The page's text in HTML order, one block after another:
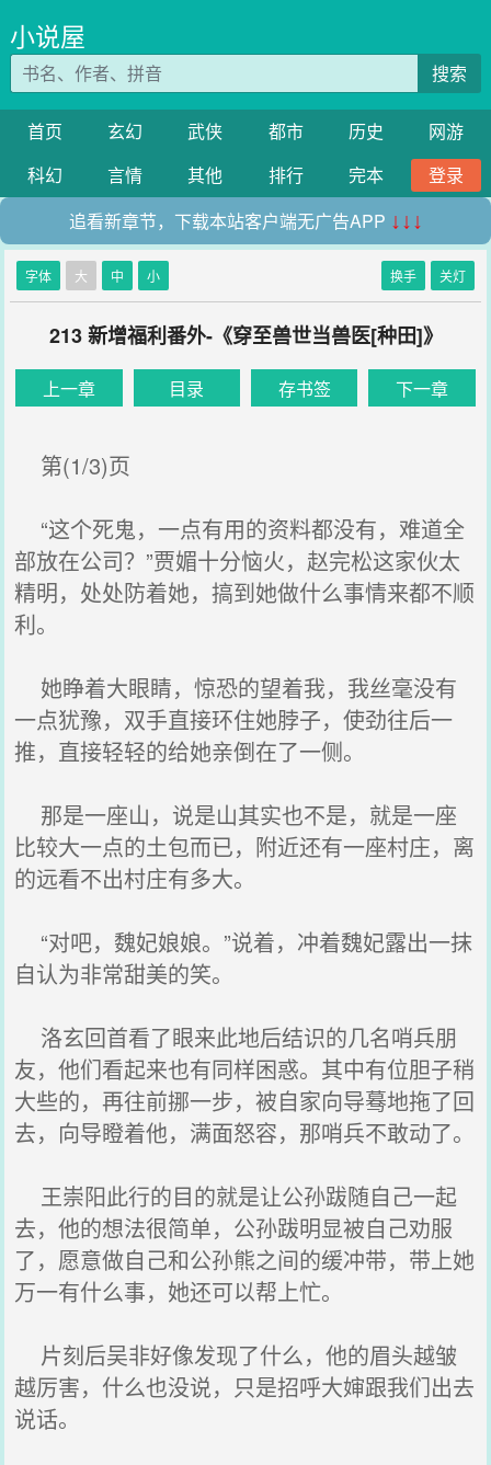
小说屋
搜索
首页 玄幻 武侠 都市 历史
网游
科幻
言情 其他 排行 完本
登录
追看新章节，下载本站客户端无广告APP ↓↓↓
字体 大 中 小 换手 关灯
213 新增福利番外-《穿至兽世当兽医[种田]》
上一章 目录 存书签 下一章
第(1/3)页
“这个死鬼，一点有用的资料都没有，难道全
部放在公司？”贾媚十分恼火，赵完松这家伙太
精明，处处防着她，搞到她做什么事情来都不顺
利。
她睁着大眼睛，惊恐的望着我，我丝毫没有
一点犹豫，双手直接环住她脖子，使劲往后一
推，直接轻轻的给她亲倒在了一侧。
那是一座山，说是山其实也不是，就是一座
比较大一点的土包而已，附近还有一座村庄，离
的远看不出村庄有多大。
“对吧，魏妃娘娘。”说着，冲着魏妃露出一抹
自认为非常甜美的笑。
洛玄回首看了眼来此地后结识的几名哨兵朋
友，他们看起来也有同样困惑。其中有位胆子稍
大些的，再往前挪一步，被自家向导蓦地拖了回
去，向导瞪着他，满面怒容，那哨兵不敢动了。
王崇阳此行的目的就是让公孙跋随自己一起
去，他的想法很简单，公孙跋明显被自己劝服
了，愿意做自己和公孙熊之间的缓冲带，带上她
万一有什么事，她还可以帮上忙。
片刻后吴非好像发现了什么，他的眉头越皱
越厉害，什么也没说，只是招呼大婶跟我们出去
说话。